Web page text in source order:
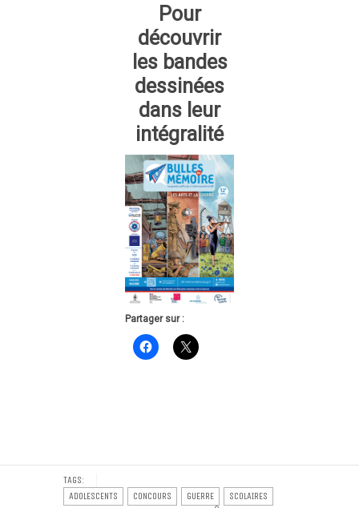
Pour
découvrir
les bandes
dessinées
dans leur
intégralité
Partager sur :
TAGS:
ADOLESCENTS
CONCOURS GUERRE
SCOLAIRES